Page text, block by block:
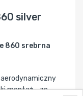
silver
860 srebrna
montaż - ze